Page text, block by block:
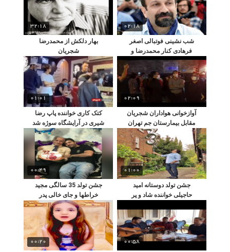
02:18
شب نشینی فوتبالی اصغر
فرهادی کنار محمدرضا و
همایون شجریان
32:18
بهار دلکش از محمدرضا
شجریان
02:09
آوازخوانی هواداران شجریان
مقابل بیمارستان جم تهران
01:01
کتک کاری خواننده پاپ رضا
شیری در آرایشگاه سوژه شد
01:00
جشن تولد دوستانه امید
حاجیلی خواننده شاد و پر
00:49
جشن تولد 35 سالگی مجید
خراطها و جای خالی پدر
مرحومش
00:58
00:20